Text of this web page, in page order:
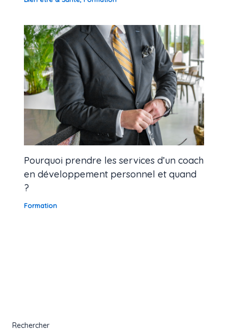
Pourquoi prendre les services d’un coach
en développement personnel et quand
?
Formation
Rechercher